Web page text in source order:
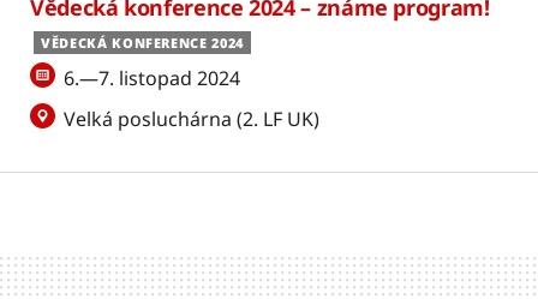
Vědecká konference 2024 – známe program!
VĚDECKÁ KONFERENCE 2024
6.—7. listopad 2024
Velká posluchárna (2. LF UK)